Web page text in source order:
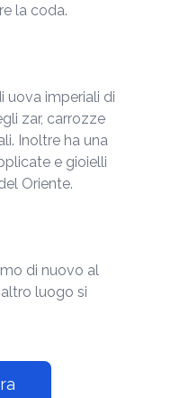
la coda.
uova imperiali di
zar, carrozze
Inoltre ha una
e gioielli
Oriente.
di nuovo al
luogo si